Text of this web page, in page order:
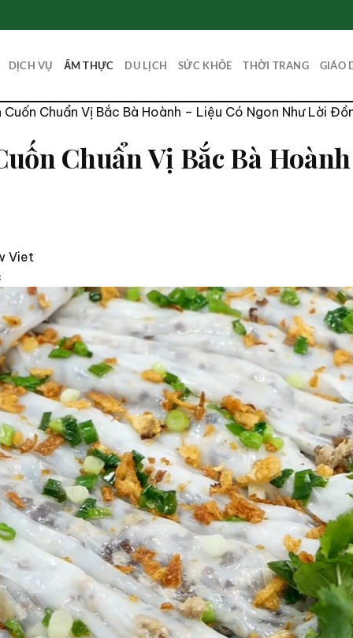
DỊCH VỤ ẨM THỰC DU LỊCH SỨC KHỎE THỜI TRANG GIÁO
Cuốn Chuẩn Vị Bắc Bà Hoành – Liệu Có Ngon Như Lời
Chuẩn Vị Bắc Bà
Viet